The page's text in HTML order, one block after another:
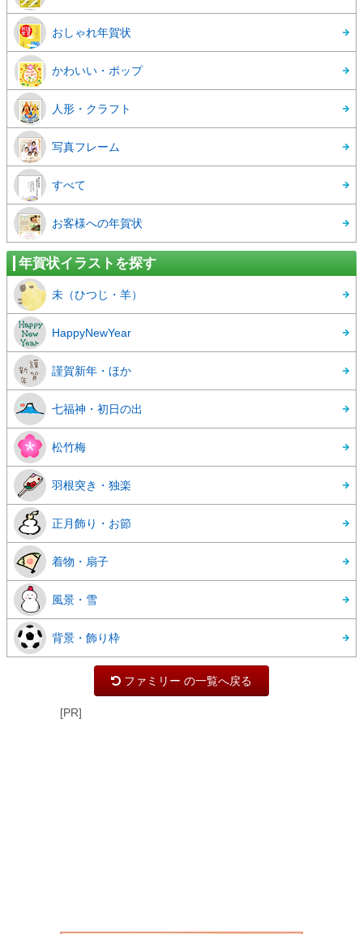
おしゃれ年賀状
かわいい・ポップ
人形・クラフト
写真フレーム
すべて
お客様への年賀状
年賀状イラストを探す
未（ひつじ・羊）
HappyNewYear
謹賀新年・ほか
七福神・初日の出
松竹梅
羽根突き・独楽
正月飾り・お節
着物・扇子
風景・雪
背景・飾り枠
ファミリー の一覧へ戻る
[PR]